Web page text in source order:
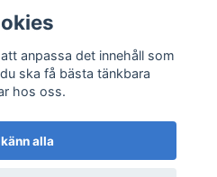
anpassa det innehåll som
ska få bästa tänkbara
hos oss.
alla